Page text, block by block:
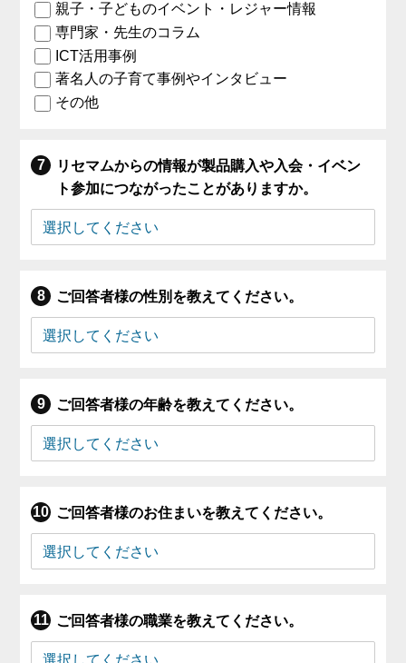
親子・子どものイベント・レジャー情報
専門家・先生のコラム
ICT活用事例
著名人の子育て事例やインタビュー
その他
リセマムからの情報が製品購入や入会・イベン
ト参加につながったことがありますか。
ご回答者様の性別を教えてください。
ご回答者様の年齢を教えてください。
ご回答者様のお住まいを教えてください。
ご回答者様の職業を教えてください。